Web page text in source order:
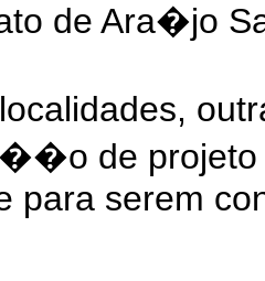
de Ara�jo
de projeto
para serem